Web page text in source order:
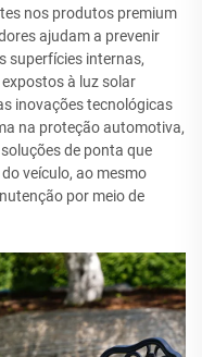
nos produtos premium
ajudam a prevenir
superfícies internas,
à luz solar
inovações tecnológicas
na proteção automotiva,
de ponta que
veículo, ao mesmo
por meio de